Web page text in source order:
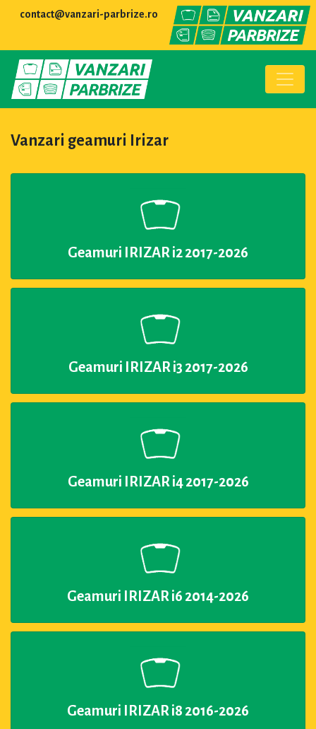
contact@vanzari-parbrize.ro
Vanzari geamuri Irizar
Geamuri IRIZAR i2 2017-2026
Geamuri IRIZAR i3 2017-2026
Geamuri IRIZAR i4 2017-2026
Geamuri IRIZAR i6 2014-2026
Geamuri IRIZAR i8 2016-2026